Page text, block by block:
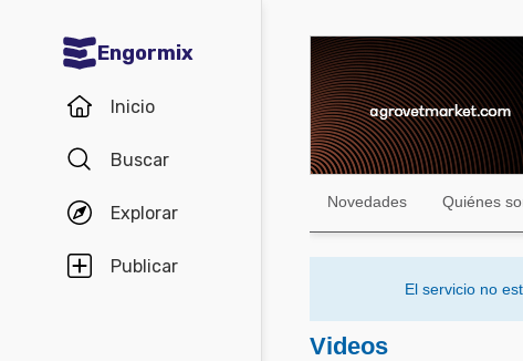
Engormix
Inicio
Buscar
Explorar
Publicar
Comunidades en español
Agricultura
Ganadería
Micotoxinas
Novedades Quiénes
El servicio no
Videos